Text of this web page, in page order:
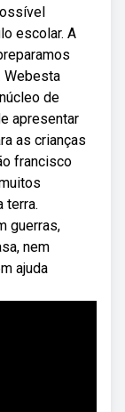
escolar. A
Webesta
de
apresentar
as crianças
francisco
terra.
guerras,
nem
ajuda